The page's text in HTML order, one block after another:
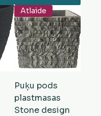
Atlaide
Puķu pods
plastmasas
Stone design